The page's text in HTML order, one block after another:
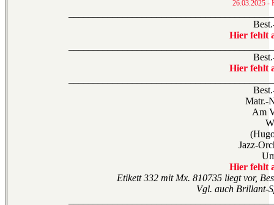
26.03.2025 -
Hier fehlt
Hier fehlt
Matr.-
Am
Jazz-
Hier fehlt
Etikett 332 mit Mx. 810735 liegt vor,
Vgl. auch Brillant-